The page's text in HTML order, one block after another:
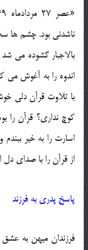
ناشدنی بود. چشم ها
بالاجبار گشوده می
اندوه را به آغوش می
با تلاوت قرآن دلی
کوچ نداری؟ قرآن را
اسارت را به خیر
از قرآن را با صدای
پاسخ پدری به فرزند
فرزندان میهن به عشق